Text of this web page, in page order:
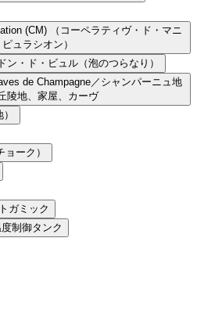
ティヴ・ド・マニ
ピュラシオン）
ン・ド・ビュル（泡のつらなり）
de Champagne／シャンパーニュ地
陵地、家屋、カーヴ
ーク）
ガミック
制御タンク